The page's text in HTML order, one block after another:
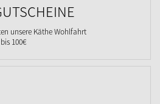
unsere Käthe Wohlfahrt
100€